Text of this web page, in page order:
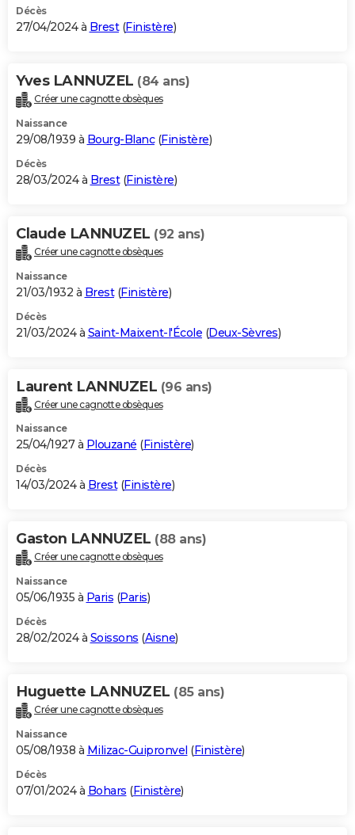
Décès
27/04/2024 à Brest(Finistère)
Yves LANNUZEL (84 ans)
Créer une cagnotte obsèques
Naissance
29/08/1939 à Bourg-Blanc(Finistère)
Décès
28/03/2024 à Brest(Finistère)
Claude LANNUZEL (92 ans)
Créer une cagnotte obsèques
Naissance
21/03/1932 à Brest(Finistère)
Décès
21/03/2024 à Saint-Maixent-l'École (Deux-Sèvres)
Laurent LANNUZEL (96 ans)
Créer une cagnotte obsèques
Naissance
25/04/1927 à Plouzané (Finistère)
Décès
14/03/2024 à Brest(Finistère)
Gaston LANNUZEL (88 ans)
Créer une cagnotte obsèques
Naissance
05/06/1935 à Paris (Paris)
Décès
28/02/2024 à Soissons (Aisne)
Huguette LANNUZEL (85 ans)
Créer une cagnotte obsèques
Naissance
05/08/1938 à Milizac-Guipronvel (Finistère)
Décès
07/01/2024 à Bohars (Finistère)